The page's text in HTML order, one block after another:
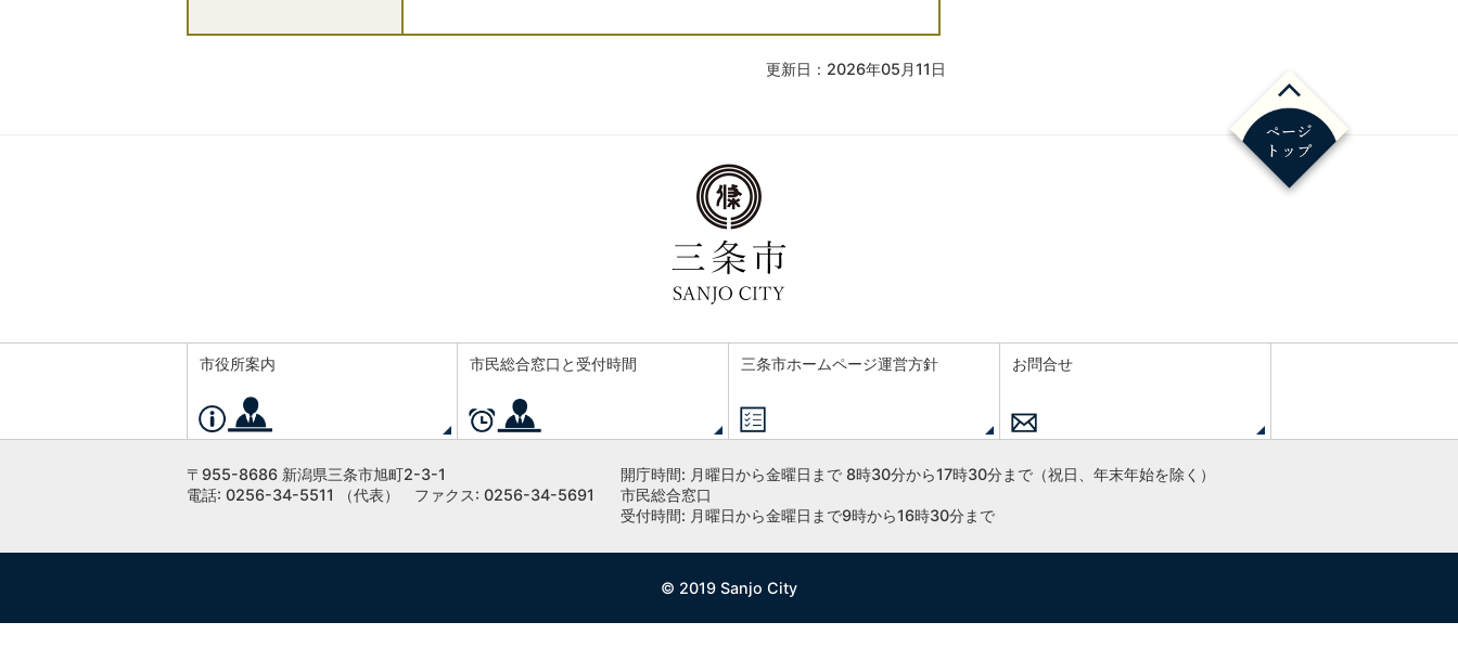
更新日：2026年05月11日
市役所案内 市民総合窓口と受付時間 三条市ホームページ運営方針 お問合せ
〒955-8686 新潟県三条市旭町2-3-1
電話: 0256-34-5511 （代表） ファクス: 0256-34-5691
開庁時間: 月曜日から金曜日まで 8時30分から17時30分まで （祝日、年末年始を除く）
市民総合窓口
受付時間: 月曜日から金曜日まで9時から16時30分まで
© 2019 Sanjo City